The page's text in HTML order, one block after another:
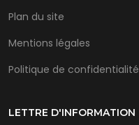
Plan du site
Mentions légales
Politique de confidentialité
LETTRE D'INFORMATION